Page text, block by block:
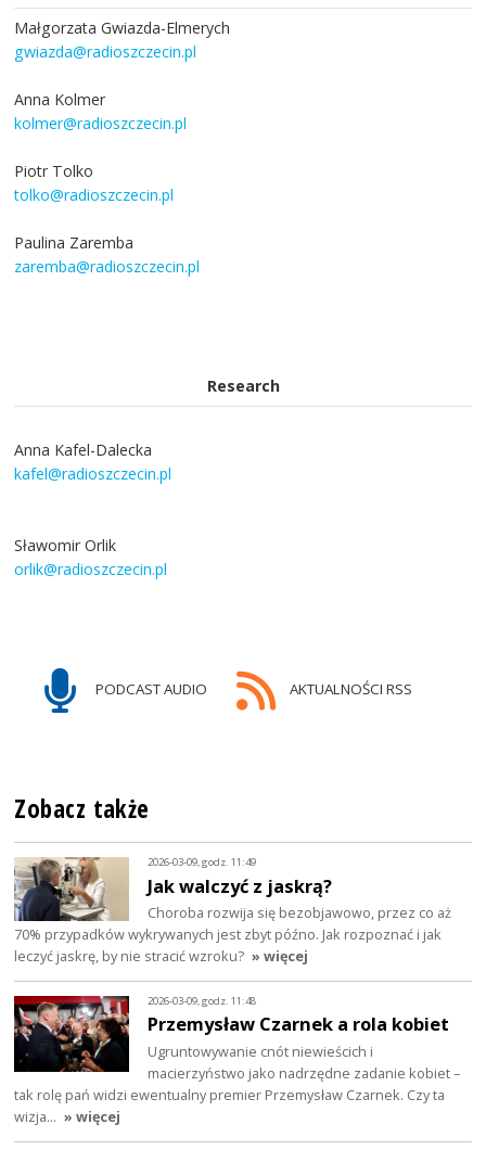
Małgorzata Gwiazda-Elmerych
gwiazda@radioszczecin.pl
Anna Kolmer
kolmer@radioszczecin.pl
Piotr Tolko
tolko@radioszczecin.pl
Paulina Zaremba
zaremba@radioszczecin.pl
Research
Anna Kafel-Dalecka
kafel@radioszczecin.pl
Sławomir Orlik
orlik@radioszczecin.pl
PODCAST AUDIO AKTUALNOŚCI RSS
Zobacz także
2026-03-09, godz. 11:49
Jak walczyć z jaskrą?
Choroba rozwija się bezobjawowo, przez co aż
70% przypadków wykrywanych jest zbyt późno. Jak rozpoznać i jak
leczyć jaskrę, by nie stracić wzroku? » więcej
2026-03-09, godz. 11:48
Przemysław Czarnek a rola kobiet
Ugruntowywanie cnót niewieścich i
macierzyństwo jako nadrzędne zadanie kobiet –
tak rolę pań widzi ewentualny premier Przemysław Czarnek. Czy ta
wizja… » więcej